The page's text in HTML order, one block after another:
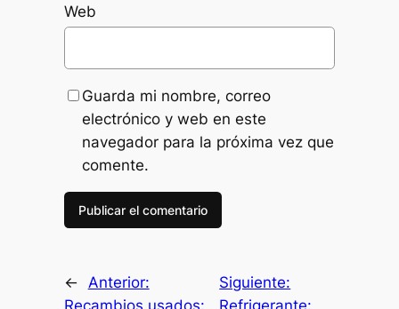
Web
Guarda mi nombre, correo
electrónico y web en este
navegador para la próxima vez que
comente.
← Anterior:
Siguiente: